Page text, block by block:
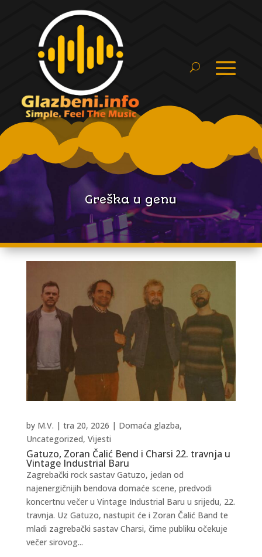
Greška u genu
Gatuzo, Zoran Čalić Bend i Charsi 22. travnja u
Vintage Industrial Baru
by M.V. | tra 20, 2026 | Domaća glazba,
Uncategorized, Vijesti
Zagrebački rock sastav Gatuzo, jedan od
najenergičnijih bendova domaće scene, predvodi
koncertnu večer u Vintage Industrial Baru u srijedu, 22.
travnja. Uz Gatuzo, nastupit će i Zoran Čalić Band te
mladi zagrebački sastav Charsi, čime publiku očekuje
večer sirovog...